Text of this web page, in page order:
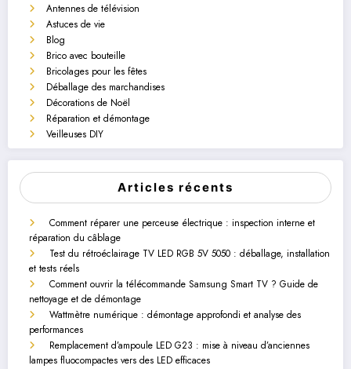
Antennes de télévision
Astuces de vie
Blog
Brico avec bouteille
Bricolages pour les fêtes
Déballage des marchandises
Décorations de Noël
Réparation et démontage
Veilleuses DIY
Articles récents
Comment réparer une perceuse électrique : inspection interne et
réparation du câblage
Test du rétroéclairage TV LED RGB 5V 5050 : déballage, installation
et tests réels
Comment ouvrir la télécommande Samsung Smart TV ? Guide de
nettoyage et de démontage
Wattmètre numérique : démontage approfondi et analyse des
performances
Remplacement d’ampoule LED G23 : mise à niveau d’anciennes
lampes fluocompactes vers des LED efficaces